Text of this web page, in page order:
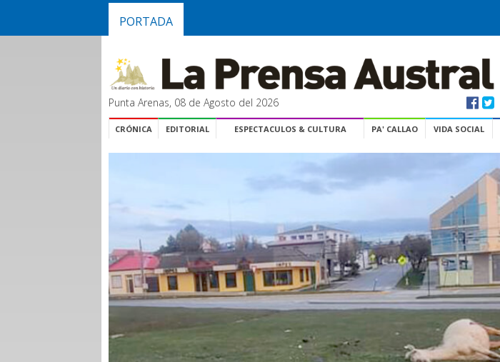
PORTADA
Punta Arenas, 08 de Agosto del 2026
CRÓNICA EDITORIAL ESPECTACULOS & CULTURA PA' CALLAO VIDA SOCIAL